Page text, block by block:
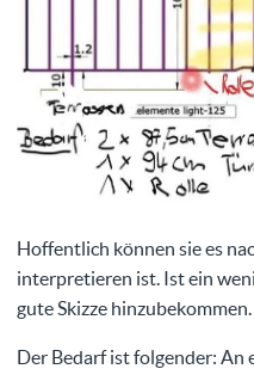
Hoffentlich können sie es
interpretieren ist. Ist ein
gute Skizze hinzubekommen.
Der Bedarf ist folgender: An